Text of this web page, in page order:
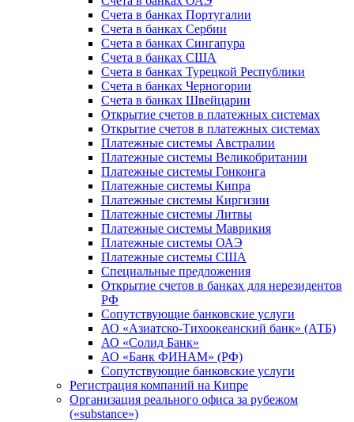
Счета в банках Португалии
Счета в банках Сербии
Счета в банках Сингапура
Счета в банках США
Счета в банках Турецкой Республики
Счета в банках Черногории
Счета в банках Швейцарии
Открытие счетов в платежных системах
Открытие счетов в платежных системах
Платежные системы Австралии
Платежные системы Великобритании
Платежные системы Гонконга
Платежные системы Кипра
Платежные системы Киргизии
Платежные системы Литвы
Платежные системы Маврикия
Платежные системы ОАЭ
Платежные системы США
Специальные предложения
Открытие счетов в банках для нерезидентов
РФ
Сопутствующие банковские услуги
АО «Азиатско-Тихоокеанский банк» (АТБ)
АО «Солид Банк»
АО «Банк ФИНАМ» (РФ)
Сопутствующие банковские услуги
Регистрация компаний на Кипре
Организация реального офиса за рубежом
(«substance»)